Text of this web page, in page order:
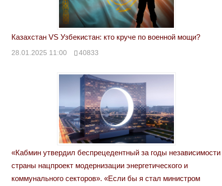
Казахстан VS Узбекистан: кто круче по военной мощи?
28.01.2025 11:00 40833
«Кабмин утвердил беспрецедентный за годы независимости
страны нацпроект модернизации энергетического и
коммунального секторов». «Если бы я стал министром